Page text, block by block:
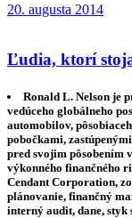
20. augusta 2014
Ľudia, ktorí
Ronald L. Nelson je
vedúceho globálneho
automobilov,
pobočkami,
pred svojim pôsobením
výkonného finančného
Cendant Corporation,
plánovanie, finančný
interný audit, dane,